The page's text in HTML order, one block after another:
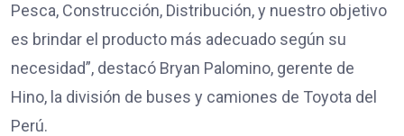
Pesca, Construcción, Distribución, y nuestro objetivo
es brindar el producto más adecuado según su
necesidad”, destacó Bryan Palomino, gerente de
Hino, la división de buses y camiones de Toyota del
Perú.